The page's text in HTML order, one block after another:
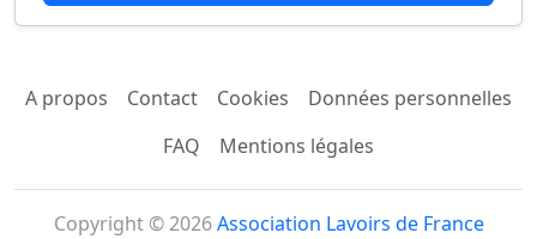
A propos Contact Cookies
Données personnelles
FAQ
Mentions légales
Copyright © 2026Association Lavoirs de France